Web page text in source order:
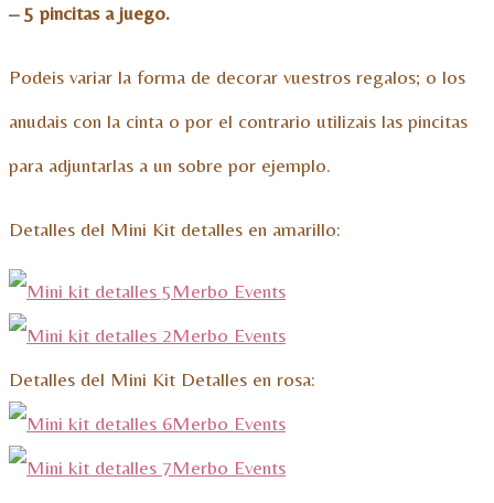
– 5 pincitas a juego.
Podeis variar la forma de decorar vuestros regalos; o los
anudais con la cinta o por el contrario utilizais las pincitas
para adjuntarlas a un sobre por ejemplo.
Detalles del Mini Kit detalles en amarillo:
Detalles del Mini Kit Detalles en rosa: